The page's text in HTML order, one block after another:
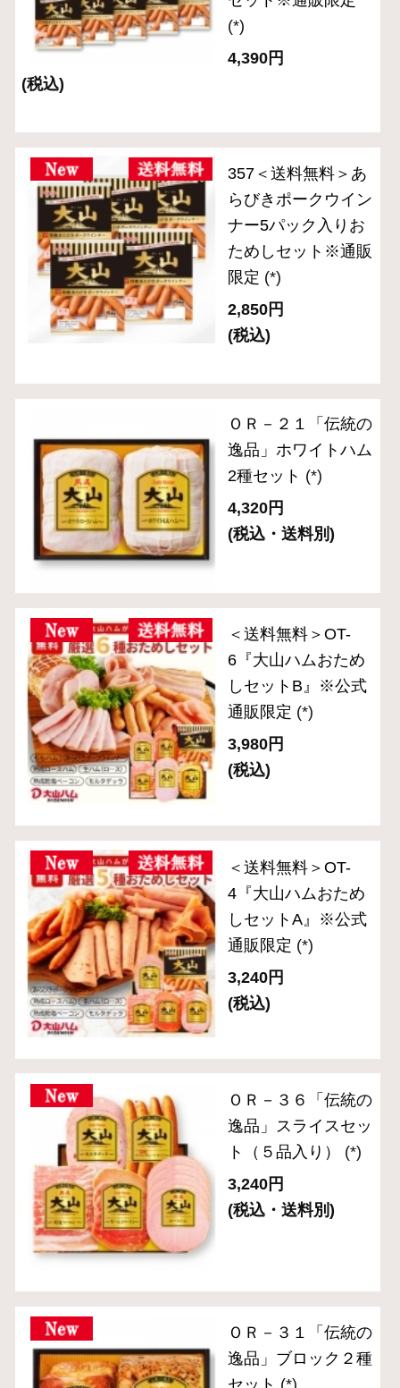
4『大山ハムおため
ＯＲ－３６「伝統の
逸品」スライスセッ
ト（５品入り） (*)
3,240円
(税込・送料別)
逸品」ブロック２種
3,240円
(税込・送料別)
ＯＲ－３８「伝統の
逸品」5種バラエテ
4,320円
(税込・送料別)
ＯＲ－２６ 「伝統
の逸品」乾塩ベーコ
ン入りブロック3種
セット(*)
5,400円
ＯＲ－７ 「伝統の
逸品」焼豚入りブロ
ック3種セット (*)
7,020円
(税込・送料別)
ＣＮ－２２ 「食の
匠工房」スライスセ
3,240円
ＣＮ－２３「食の匠
工房」スライスセッ
ト（6種７品入り）
(*)
4,320円
工房」ローストビー
フ入りセット （7種